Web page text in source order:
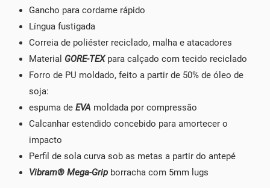
Gancho para cordame rápido
Língua fustigada
Correia de poliéster reciclado, malha e atacadores
Material GORE-TEXpara calçado com tecido reciclado
Forro de PU moldado, feito a partir de 50% de óleo de
soja:
espuma de EVA moldada por compressão
Calcanhar estendido concebido para amortecer o
impacto
Perfil de sola curva sob as metas a partir do antepé
Vibram® Mega-Grip borracha com 5mm lugs